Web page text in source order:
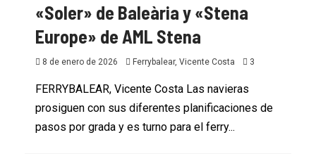
«Soler» de Baleària y «Stena
Europe» de AML Stena
8 de enero de 2026 Ferrybalear, Vicente Costa 3
FERRYBALEAR, Vicente Costa Las navieras
prosiguen con sus diferentes planificaciones de
pasos por grada y es turno para el ferry...